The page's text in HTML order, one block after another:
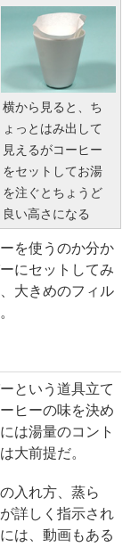
横から見ると、ち
ょっとはみ出して
見えるがコーヒー
をセットしてお湯
を注ぐとちょうど
良い高さになる
を使うのか分か
にセットしてみ
大きめのフィル
という道具立て
ヒーの味を決め
は湯量のコント
大前提だ。
入れ方、蒸ら
詳しく指示され
は、動画もある